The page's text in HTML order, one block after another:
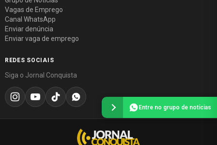
Vagas de Emprego
Canal WhatsApp
Enviar denúncia
Enviar vaga de emprego
REDES SOCIAIS
Siga o Jornal Conquista
Entre no grupo de notícias